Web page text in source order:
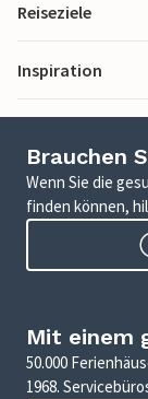
Reiseziele
Inspiration
Brauchen
Wenn Sie die
finden können,
Mit einem
50.000
1968.